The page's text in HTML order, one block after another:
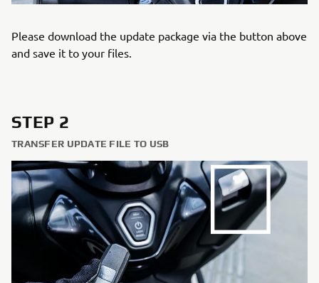
Please download the update package via the button above
and save it to your files.
STEP 2
TRANSFER UPDATE FILE TO USB